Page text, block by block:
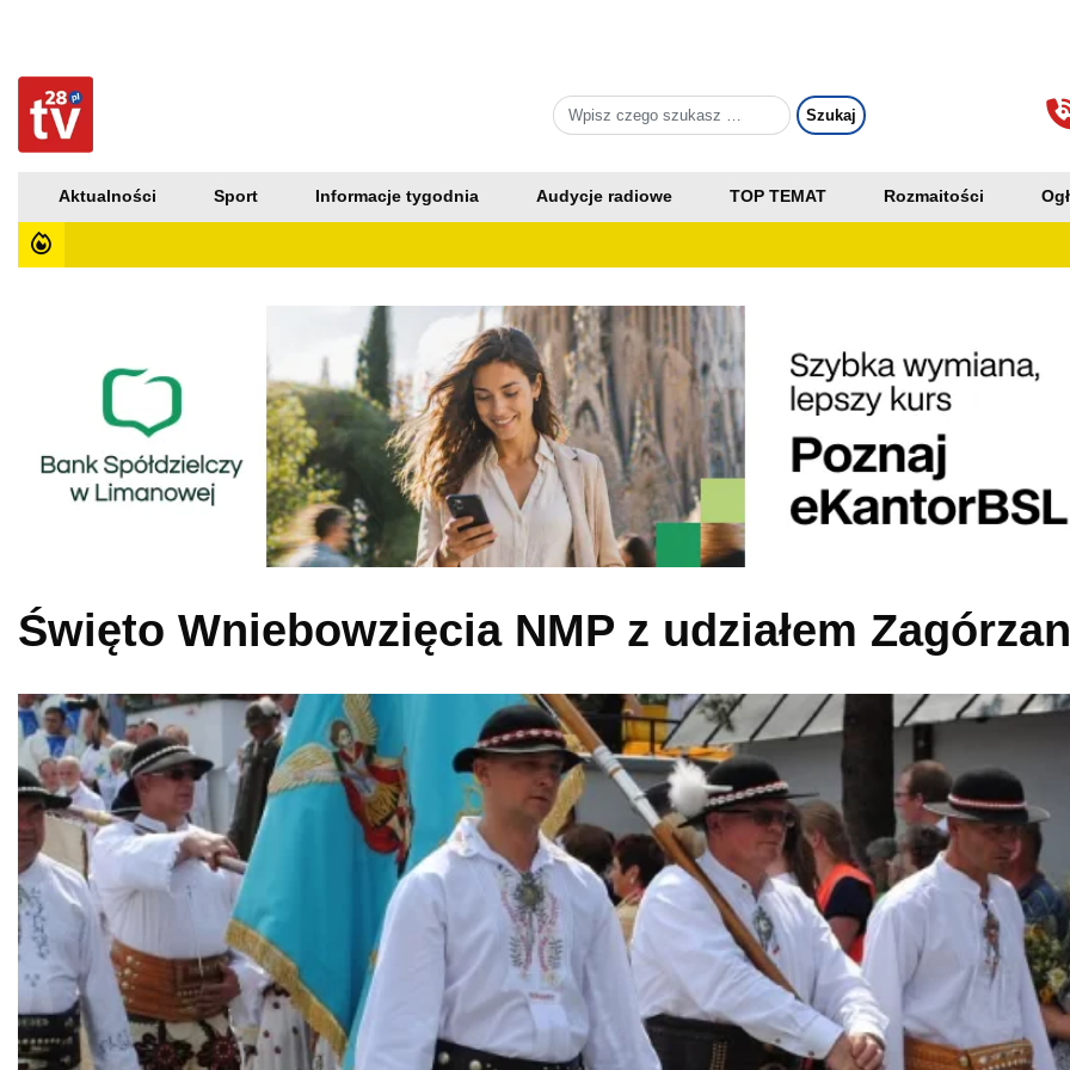
Aktualności Sport Informacje tygodnia Audycje radiowe TOP TEMAT Rozmaitości
Święto Wniebowzięcia NMP z udziałem Zagórzan